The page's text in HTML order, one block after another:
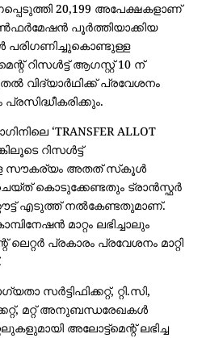
20,199 അപേക്ഷകളാണ്
പൂർത്തിയാക്കിയ
പരിഗണിച്ചുകൊണ്ടുള്ള
റിസൾട്ട് ആഗസ്റ്റ് 10 ന്
വിദ്യാർഥിക്ക് പ്രവേശനം
‘TRANSFER ALLOT
റിസൾട്ട്
സൗകര്യം അതത് സ്‌കൂൾ
കൊടുക്കേണ്ടതും ട്രാൻസ്ഫർ
എടുത്ത് നൽകേണ്ടതുമാണ്.
മാറ്റം ലഭിച്ചാലും
പ്രകാരം പ്രവേശനം മാറ്റി
സർട്ടിഫിക്കറ്റ്, റ്റി.സി,
മറ്റ് അനുബന്ധരേഖകൾ
അലോട്ട്‌മെന്റ് ലഭിച്ച